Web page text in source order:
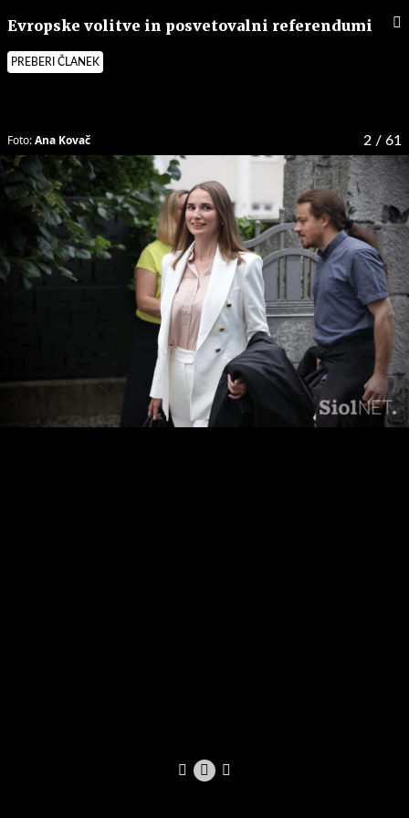
Evropske volitve in posvetovalni referendumi
PREBERI ČLANEK
2 / 61
Foto:Ana Kovač